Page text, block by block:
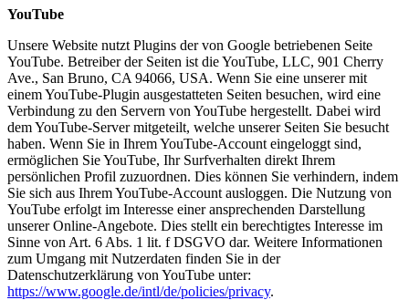
YouTube
Unsere Website nutzt Plugins der von Google betriebenen Seite
YouTube. Betreiber der Seiten ist die YouTube, LLC, 901 Cherry
Ave., San Bruno, CA 94066, USA. Wenn Sie eine unserer mit
einem YouTube-Plugin ausgestatteten Seiten besuchen, wird eine
Verbindung zu den Servern von YouTube hergestellt. Dabei wird
dem YouTube-Server mitgeteilt, welche unserer Seiten Sie besucht
haben. Wenn Sie in Ihrem YouTube-Account eingeloggt sind,
ermöglichen Sie YouTube, Ihr Surfverhalten direkt Ihrem
persönlichen Profil zuzuordnen. Dies können Sie verhindern, indem
Sie sich aus Ihrem YouTube-Account ausloggen. Die Nutzung von
YouTube erfolgt im Interesse einer ansprechenden Darstellung
unserer Online-Angebote. Dies stellt ein berechtigtes Interesse im
Sinne von Art. 6 Abs. 1 lit. f DSGVO dar. Weitere Informationen
zum Umgang mit Nutzerdaten finden Sie in der
Datenschutzerklärung von YouTube unter:
https://www.google.de/intl/de/policies/privacy.